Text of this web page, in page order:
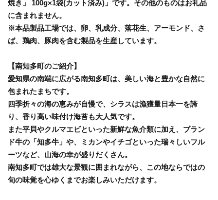
焼き」 100g×1袋(カット済み)」です。その他のものはお礼品
に含まれません。
※本品製品工場では、卵、乳成分、落花生、アーモンド、さ
ば、鶏肉、豚肉を含む製品を生産しています。
【南知多町のご紹介】
愛知県の南端に広がる南知多町は、美しい海と豊かな自然に
包まれたまちです。
四季折々の海の恵みが自慢で、シラスは漁獲量日本一を誇
り、香り高い味付け海苔も大人気です。
また平貝やクルマエビといった新鮮な魚介類に加え、ブラン
ド牛の「知多牛」や、ミカンやイチゴといった瑞々しいフル
ーツなど、山海の幸が盛りだくさん。
南知多町では雄大な景観に囲まれながら、この地ならではの
旬の味覚を心ゆくまでお楽しみいただけます。